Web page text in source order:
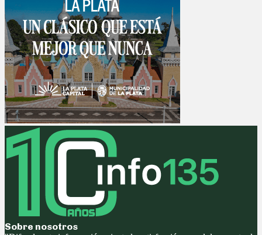
Sobre nosotros